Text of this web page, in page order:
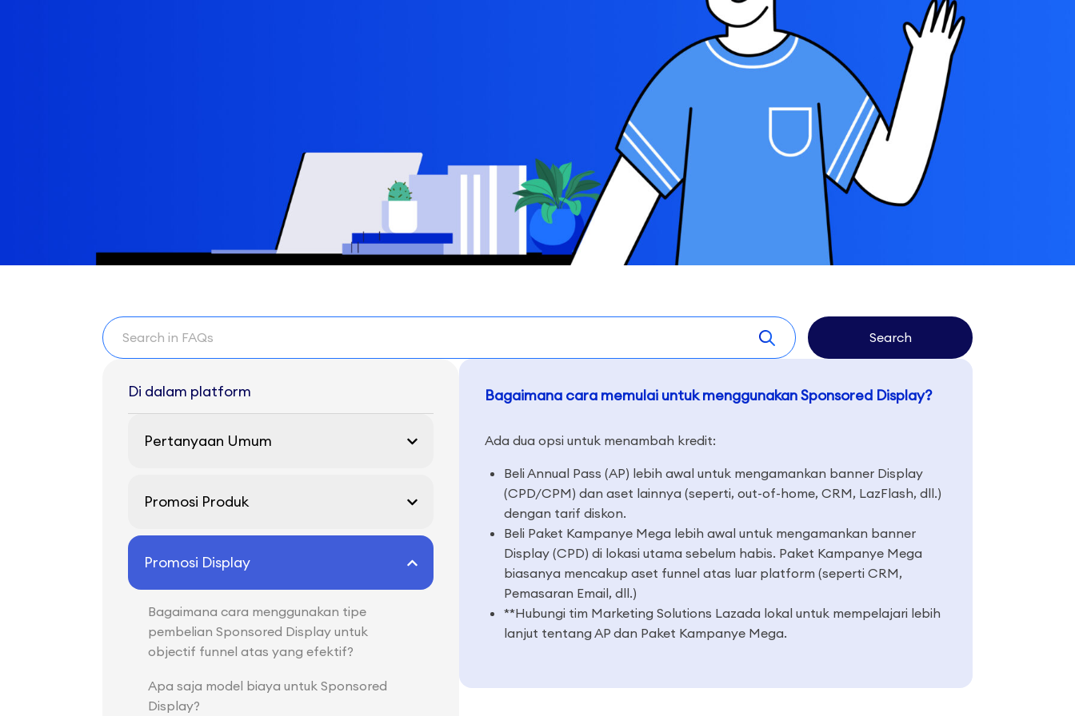
Search
Di dalam platform
Pertanyaan Umum
Promosi Produk
Promosi Display
Bagaimana cara menggunakan tipe
pembelian Sponsored Display untuk
objectif funnel atas yang efektif?
Apa saja model biaya untuk Sponsored
Display?
Bagaimana cara memulai untuk menggunakan Sponsored Display?
Ada dua opsi untuk menambah kredit:
Beli Annual Pass (AP) lebih awal untuk mengamankan banner Display
(CPD/CPM) dan aset lainnya (seperti, out-of-home, CRM, LazFlash, dll.)
dengan tarif diskon.
Beli Paket Kampanye Mega lebih awal untuk mengamankan banner
Display (CPD) di lokasi utama sebelum habis. Paket Kampanye Mega
biasanya mencakup aset funnel atas luar platform (seperti CRM,
Pemasaran Email, dll.)
**Hubungi tim Marketing Solutions Lazada lokal untuk mempelajari lebih
lanjut tentang AP dan Paket Kampanye Mega.